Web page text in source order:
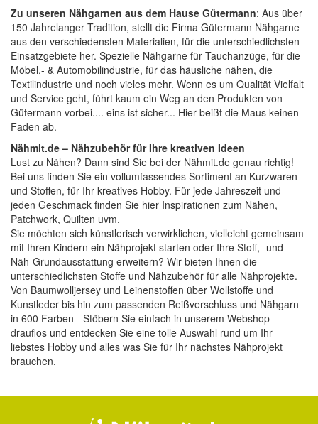
Zu unseren Nähgarnen aus dem Hause Gütermann: Aus über
150 Jahrelanger Tradition, stellt die Firma Gütermann Nähgarne
aus den verschiedensten Materialien, für die unterschiedlichsten
Einsatzgebiete her. Spezielle Nähgarne für Tauchanzüge, für die
Möbel,- & Automobilindustrie, für das häusliche nähen, die
Textilindustrie und noch vieles mehr. Wenn es um Qualität Vielfalt
und Service geht, führt kaum ein Weg an den Produkten von
Gütermann vorbei.... eins ist sicher... Hier beißt die Maus keinen
Faden ab.
Nähmit.de – Nähzubehör für Ihre kreativen Ideen
Lust zu Nähen? Dann sind Sie bei der Nähmit.de genau richtig!
Bei uns finden Sie ein vollumfassendes Sortiment an Kurzwaren
und Stoffen, für Ihr kreatives Hobby. Für jede Jahreszeit und
jeden Geschmack finden Sie hier Inspirationen zum Nähen,
Patchwork, Quilten uvm.
Sie möchten sich künstlerisch verwirklichen, vielleicht gemeinsam
mit Ihren Kindern ein Nähprojekt starten oder Ihre Stoff,- und
Näh-Grundausstattung erweitern? Wir bieten Ihnen die
unterschiedlichsten Stoffe und Nähzubehör für alle Nähprojekte.
Von Baumwolljersey und Leinenstoffen über Wollstoffe und
Kunstleder bis hin zum passenden Reißverschluss und Nähgarn
in 600 Farben - Stöbern Sie einfach in unserem Webshop
drauflos und entdecken Sie eine tolle Auswahl rund um Ihr
liebstes Hobby und alles was Sie für Ihr nächstes Nähprojekt
brauchen.